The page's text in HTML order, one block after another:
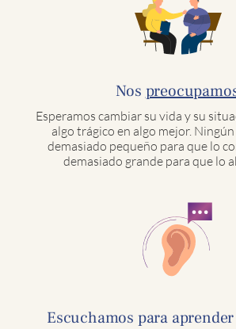
Nos
Esperamos cambiar su vida y su
algo trágico en algo mejor.
demasiado pequeño para que lo
demasiado grande para que lo
Escuchamos para